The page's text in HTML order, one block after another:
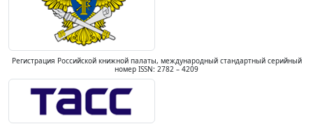
Регистрация Российской книжной палаты, международный стандартный серийный
номер ISSN: 2782 – 4209